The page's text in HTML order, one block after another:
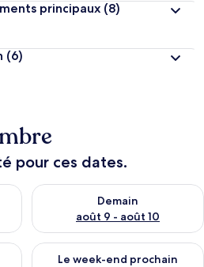
principaux (8)
(6)
pour ces dates.
ce soir août 8 - août 9
Demain
août 9 - août 10
Vérifier la disponibilité pour
week-end août 14 - août 16
Le week-end prochain
Vérifier la disponibilité pour